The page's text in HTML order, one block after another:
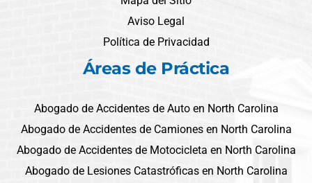
Aviso Legal
Política de Privacidad
Áreas de Práctica
Abogado de Accidentes de Auto en North Carolina
Abogado de Accidentes de Camiones en North Carolina
Abogado de Accidentes de Motocicleta en North Carolina
Abogado de Lesiones Catastróficas en North Carolina